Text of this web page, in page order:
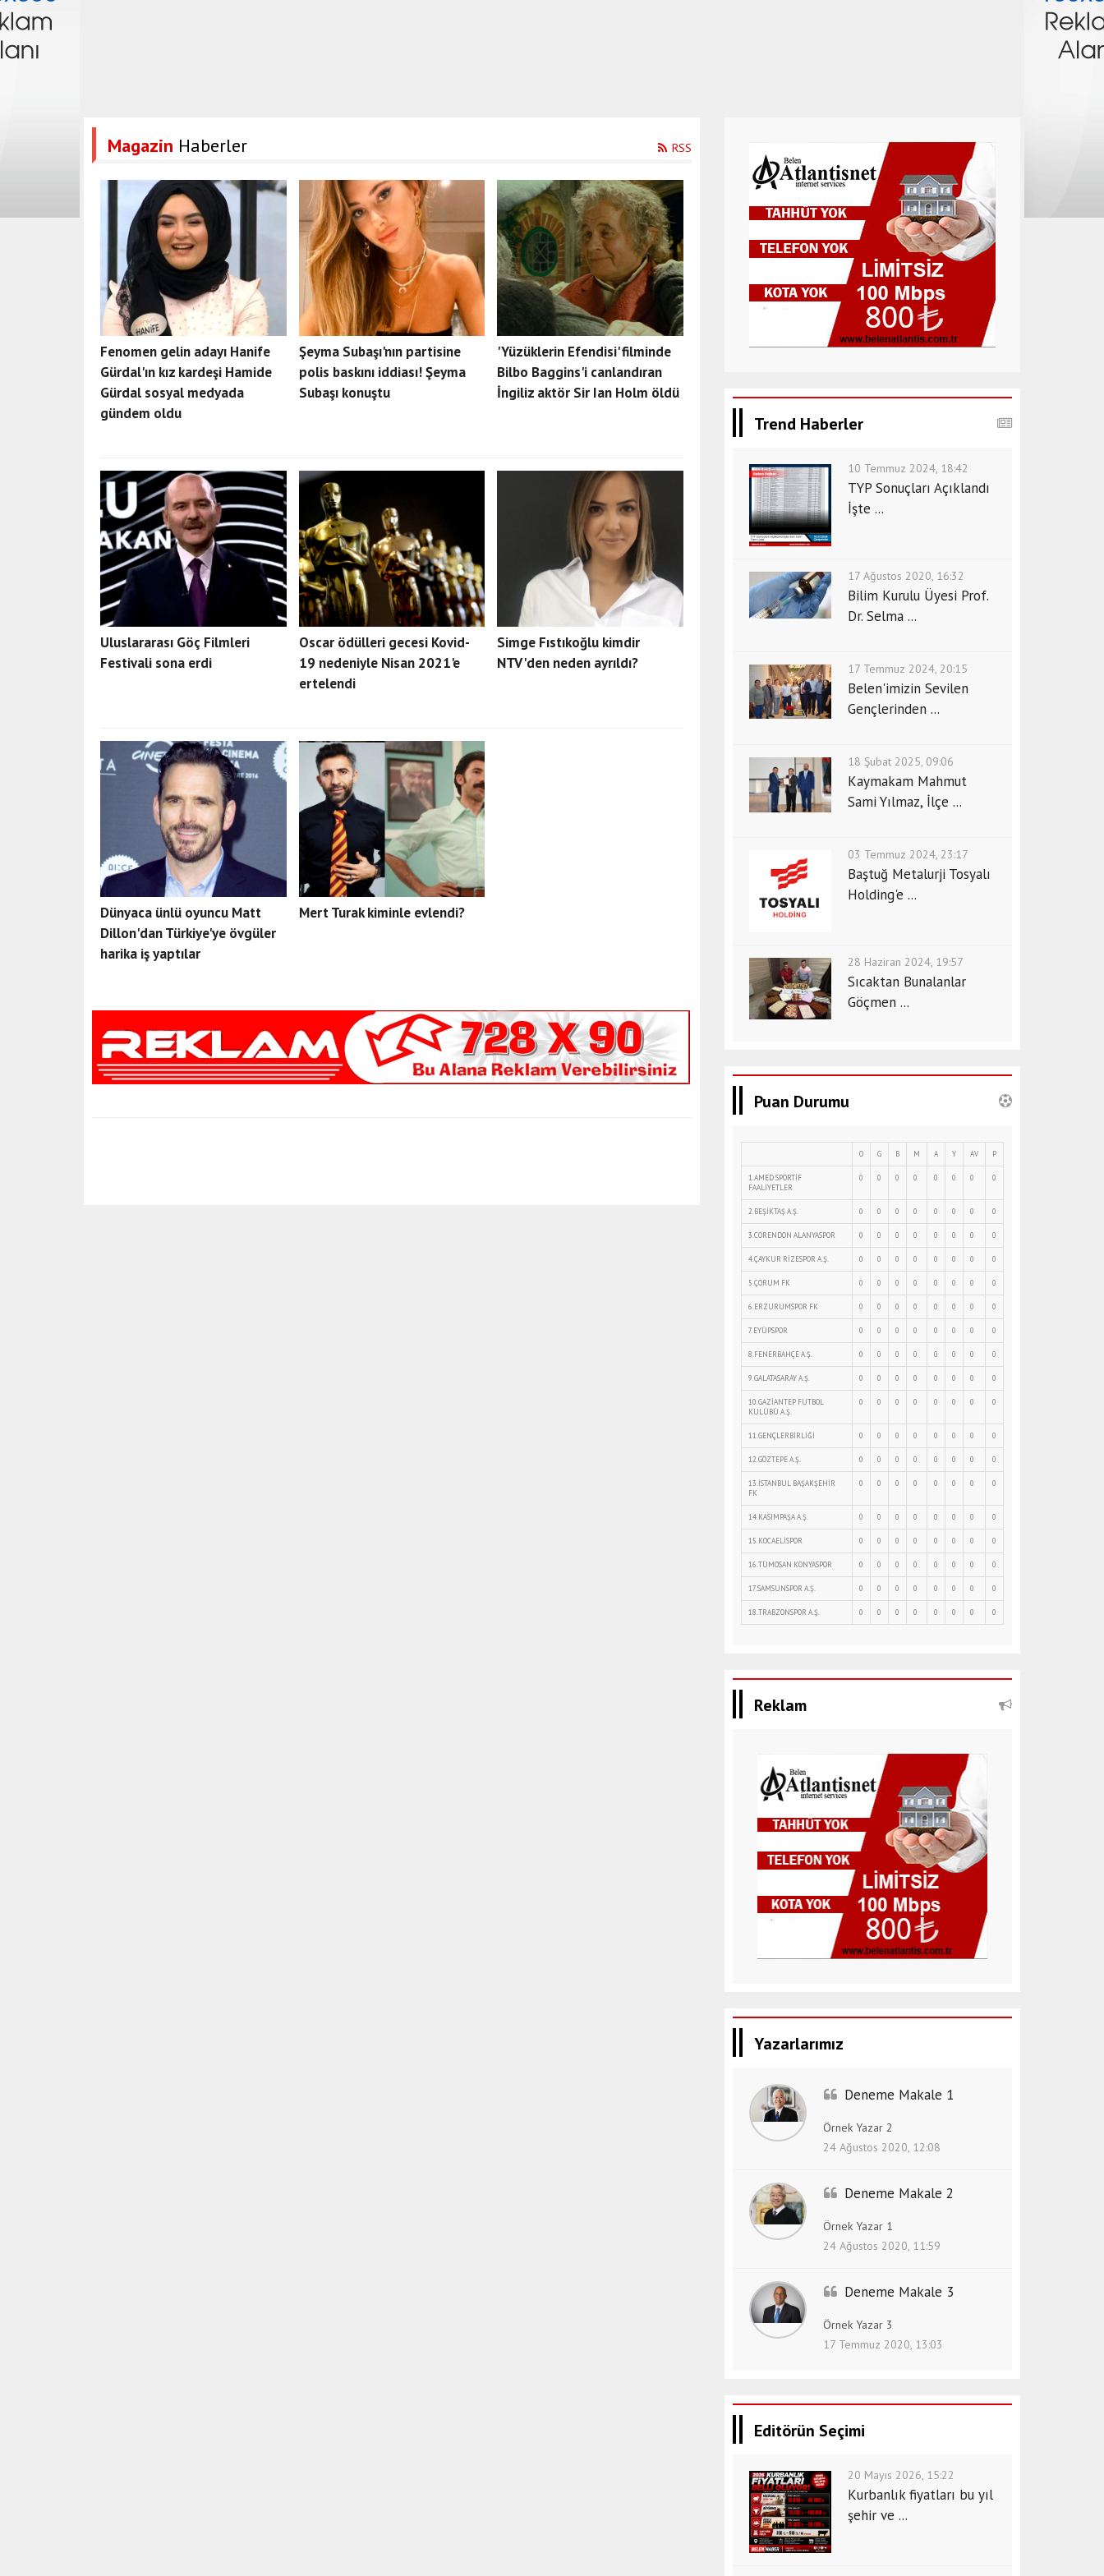
Magazin Haberler RSS
Fenomen gelin adayı Hanife
Gürdal'ın kız kardeşi Hamide
Gürdal sosyal medyada
gündem oldu
Şeyma Subaşı'nın partisine
polis baskını iddiası! Şeyma
Subaşı konuştu
'Yüzüklerin Efendisi' filminde
Bilbo Baggins'i canlandıran
İngiliz aktör Sir Ian Holm öldü
Uluslararası Göç Filmleri
Festivali sona erdi
Oscar ödülleri gecesi Kovid-
19 nedeniyle Nisan 2021'e
ertelendi
Simge Fıstıkoğlu kimdir
NTV'den neden ayrıldı?
Dünyaca ünlü oyuncu Matt
Dillon'dan Türkiye'ye övgüler
harika iş yaptılar
Mert Turak kiminle evlendi?
Trend Haberler
10 Temmuz 2024, 18:42
TYP Sonuçları Açıklandı
İşte ...
17 Ağustos 2020, 16:32
Bilim Kurulu Üyesi Prof.
Dr. Selma ...
17 Temmuz 2024, 20:15
Belen'imizin Sevilen
Gençlerinden ...
18 Şubat 2025, 09:06
Kaymakam Mahmut
Sami Yılmaz, İlçe ...
03 Temmuz 2024, 23:17
Baştuğ Metalurji Tosyalı
Holding'e ...
28 Haziran 2024, 19:57
Sıcaktan Bunalanlar
Göçmen ...
Puan Durumu
O G B M A Y AV P
1.AMED SPORTİF
FAALİYETLER
0 0 0 0 0 0 0 0
2.BEŞİKTAŞ A.Ş. 0 0 0 0 0 0 0 0
3.CORENDON ALANYASPOR 0 0 0 0 0 0 0 0
4.ÇAYKUR RİZESPOR A.Ş. 0 0 0 0 0 0 0 0
5.ÇORUM FK 0 0 0 0 0 0 0 0
6.ERZURUMSPOR FK 0 0 0 0 0 0 0 0
7.EYÜPSPOR 0 0 0 0 0 0 0 0
8.FENERBAHÇE A.Ş. 0 0 0 0 0 0 0 0
9.GALATASARAY A.Ş. 0 0 0 0 0 0 0 0
10.GAZİANTEP FUTBOL
KULÜBÜ A.Ş.
0 0 0 0 0 0 0 0
11.GENÇLERBİRLİĞİ 0 0 0 0 0 0 0 0
12.GÖZTEPE A.Ş. 0 0 0 0 0 0 0 0
13.İSTANBUL BAŞAKŞEHİR
FK
0 0 0 0 0 0 0 0
14.KASIMPAŞA A.Ş. 0 0 0 0 0 0 0 0
15.KOCAELİSPOR 0 0 0 0 0 0 0 0
16.TÜMOSAN KONYASPOR 0 0 0 0 0 0 0 0
17.SAMSUNSPOR A.Ş. 0 0 0 0 0 0 0 0
18.TRABZONSPOR A.Ş. 0 0 0 0 0 0 0 0
Reklam
Yazarlarımız
Deneme Makale 1
Örnek Yazar 2
24 Ağustos 2020, 12:08
Deneme Makale 2
Örnek Yazar 1
24 Ağustos 2020, 11:59
Deneme Makale 3
Örnek Yazar 3
17 Temmuz 2020, 13:03
Editörün Seçimi
20 Mayıs 2026, 15:22
Kurbanlık fiyatları bu yıl
şehir ve ...